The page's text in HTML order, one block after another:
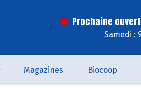
Prochaine
Samedi :
Magazines Biocoop